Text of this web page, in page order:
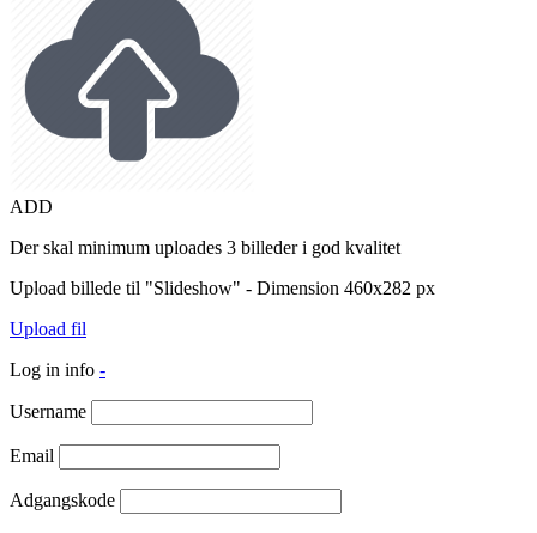
ADD
Der skal minimum uploades 3 billeder i god kvalitet
Upload billede til "Slideshow" - Dimension 460x282 px
Upload fil
Log in info -
Username
Email
Adgangskode